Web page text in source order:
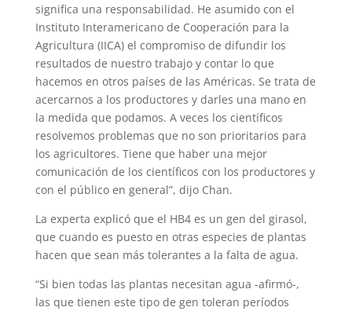
significa una responsabilidad. He asumido con el
Instituto Interamericano de Cooperación para la
Agricultura (IICA) el compromiso de difundir los
resultados de nuestro trabajo y contar lo que
hacemos en otros países de las Américas. Se trata de
acercarnos a los productores y darles una mano en
la medida que podamos. A veces los científicos
resolvemos problemas que no son prioritarios para
los agricultores. Tiene que haber una mejor
comunicación de los científicos con los productores y
con el público en general”, dijo Chan.
La experta explicó que el HB4 es un gen del girasol,
que cuando es puesto en otras especies de plantas
hacen que sean más tolerantes a la falta de agua.
“Si bien todas las plantas necesitan agua -afirmó-,
las que tienen este tipo de gen toleran períodos